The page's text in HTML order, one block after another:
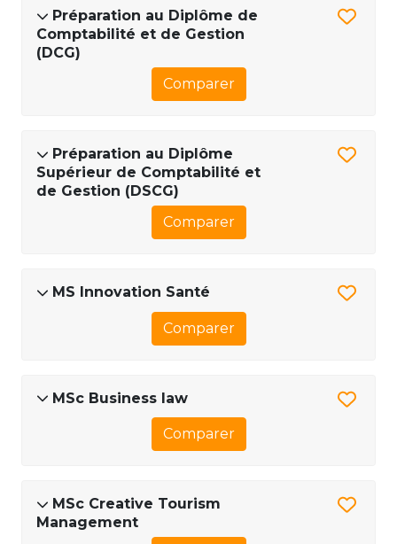
Préparation au Diplôme de
Comptabilité et de Gestion
(DCG)
Comparer
Préparation au Diplôme
Supérieur de Comptabilité et
de Gestion (DSCG)
Comparer
MS Innovation Santé
Comparer
MSc Business law
Comparer
MSc Creative Tourism
Management